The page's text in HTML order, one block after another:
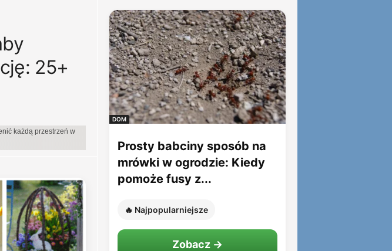
25+
każdą przestrzeń w
DOM
Prosty babciny sposób na
mrówki w ogrodzie: Kiedy
pomoże fusy z...
🔥 Najpopularniejsze
Zobacz →